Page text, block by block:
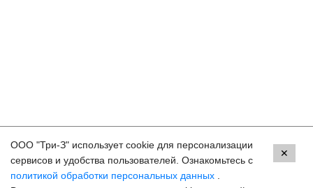
Контакты
Краснодар, ул. Красных Партизан, 18
ООО "Три-З" использует cookie для персонализации
сервисов и удобства пользователей. Ознакомьтесь с
политикой обработки персональных данных
✕